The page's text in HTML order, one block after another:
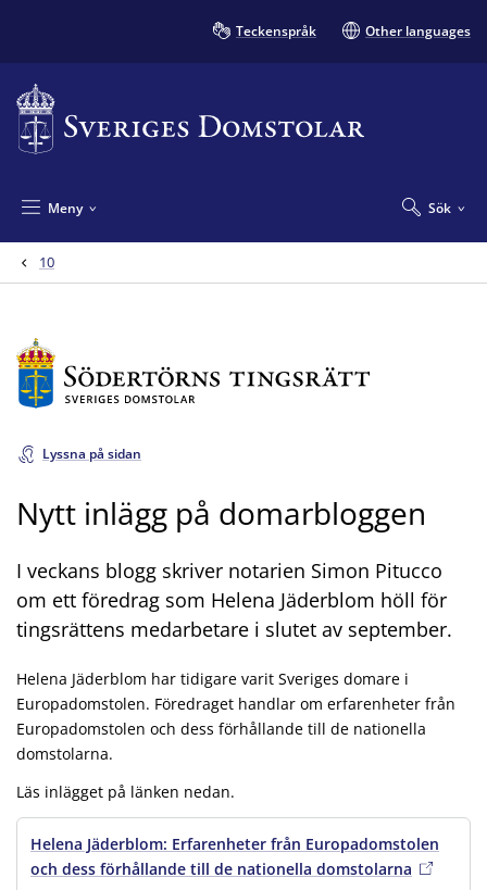
Teckenspråk Other languages
Sök
Meny
10
Lyssna på sidan
Nytt inlägg på domarbloggen
I veckans blogg skriver notarien Simon Pitucco
om ett föredrag som Helena Jäderblom höll för
tingsrättens medarbetare i slutet av september.
Helena Jäderblom har tidigare varit Sveriges domare i
Europadomstolen. Föredraget handlar om erfarenheter från
Europadomstolen och dess förhållande till de nationella
domstolarna.
Läs inlägget på länken nedan.
Helena Jäderblom: Erfarenheter från Europadomstolen
och dess förhållande till de nationella domstolarna , extern